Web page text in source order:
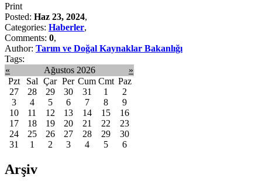
Print
Posted: Haz 23, 2024,
Categories: Haberler,
Comments: 0,
Author: Tarım ve Doğal Kaynaklar Bakanlığı
Tags:
«
Ağustos 2026
»
Pzt
Sal Çar Per Cum Cmt Paz
27
28 29 30 31 1
2
3
4 5 6 7 8
9
10
11 12 13 14 15
16
17
18 19 20 21 22
23
24
25 26 27 28 29
30
31
1 2 3 4 5 6
Arşiv